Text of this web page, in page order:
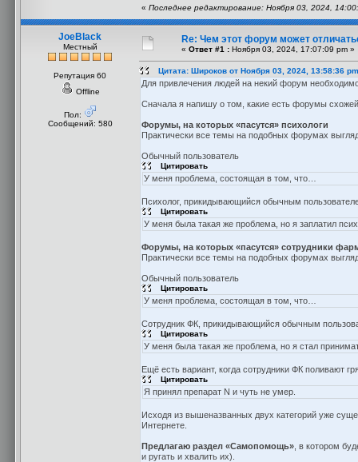
« Последнее редактирование: Ноября 03, 2024,
JoeBlack
Местный
Репутация 60
Offline
Пол:
Сообщений: 580
Re: Чем этот форум может
« Ответ #1 : Ноября 03, 2024, 17:07:09 pm »
Цитата: Широков от Ноября 03, 2024, 13:58:36 pm
Для привлечения людей на некий форум
Сначала я напишу о том, какие есть форумы
Форумы, на которых «пасутся» психологи
Практически все темы на подобных форумах
Обычный пользователь
Цитировать
У меня проблема, состоящая в том, что…
Психолог, прикидывающийся обычным
Цитировать
У меня была такая же проблема, но я заплатил
Форумы, на которых «пасутся» сотрудники
Практически все темы на подобных форумах
Обычный пользователь
Цитировать
У меня проблема, состоящая в том, что…
Сотрудник ФК, прикидывающийся обычным
Цитировать
У меня была такая же проблема, но я стал
Ещё есть вариант, когда сотрудники ФК поливают
Цитировать
Я принял препарат N и чуть не умер.
Исходя из вышеназванных двух категорий уже
Интернете.
Предлагаю раздел «Самопомощь» , в котором
и ругать и хвалить их).